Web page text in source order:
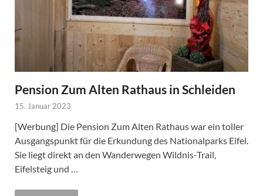
Pension Zum Alten Rathaus in Schleiden
15. Januar 2023
[Werbung] Die Pension Zum Alten Rathaus war ein toller
Ausgangspunkt für die Erkundung des Nationalparks Eifel.
Sie liegt direkt an den Wanderwegen Wildnis-Trail,
Eifelsteig und …